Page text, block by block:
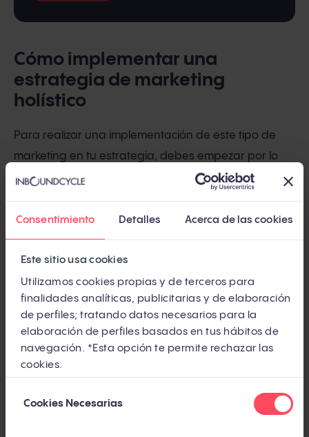
Consentimiento Detalles Acerca de las cookies
Este sitio usa cookies
Utilizamos cookies propias y de terceros para
finalidades analíticas, publicitarias y de elaboración
de perfiles; tratando datos necesarios para la
elaboración de perfiles basados en tus hábitos de
navegación. *Esta opción te permite rechazar las
cookies.
deCookies Necesarias
Cómo implementar una
estrategia de marketing
holístico
Para realizar una implementación de este tipo de
marketing en tu estrategia, debes empezar por lo
esencial:
1. Identificar los objetivos de marketing
Saber qué es lo que quieres lograr mediante la
estrategia que vas a construir. Sin ello, no puedes
empezar a crear ninguna acción, ya que estas
deben estar directamente vinculadas con los
propósitos previamente fijados.